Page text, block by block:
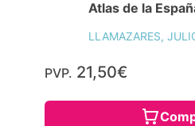
Atlas de la
LLAMAZARES,
PVP. 21,50€